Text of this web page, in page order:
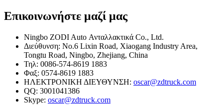
Επικοινωνήστε μαζί μας
Ningbo ZODI Auto Ανταλλακτικά Co., Ltd.
Διεύθυνση: No.6 Lixin Road, Xiaogang Industry Area,
Tongtu Road, Ningbo, Zhejiang, China
Τηλ: 0086-574-8619 1883
Φαξ: 0574-8619 1883
ΗΛΕΚΤΡΟΝΙΚΗ ΔΙΕΥΘΥΝΣΗ: oscar@zdtruck.com
QQ: 3001041386
Skype: oscar@zdtruck.com